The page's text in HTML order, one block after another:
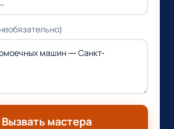
Вызвать мастера